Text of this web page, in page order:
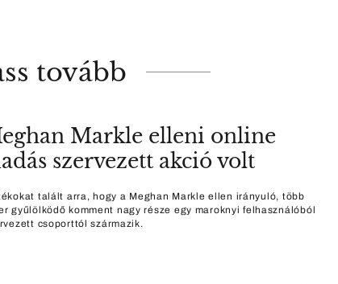
tovább
Markle elleni online
szervezett akció volt
talált arra, hogy a Meghan Markle ellen irányuló, több
gyűlölködő komment nagy része egy maroknyi felhasználóból
csoporttól származik.